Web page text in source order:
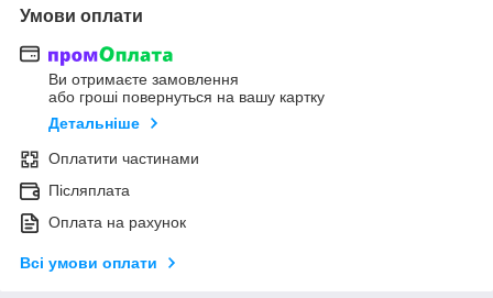
Умови оплати
Ви отримаєте замовлення
або гроші повернуться на вашу картку
Детальніше
Оплатити частинами
Післяплата
Оплата на рахунок
Всі умови оплати